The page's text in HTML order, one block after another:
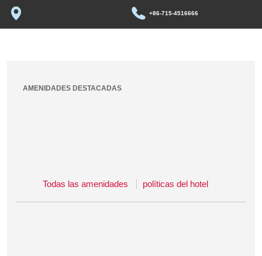
+86-715-4516666
AMENIDADES DESTACADAS
Todas las amenidades políticas del hotel